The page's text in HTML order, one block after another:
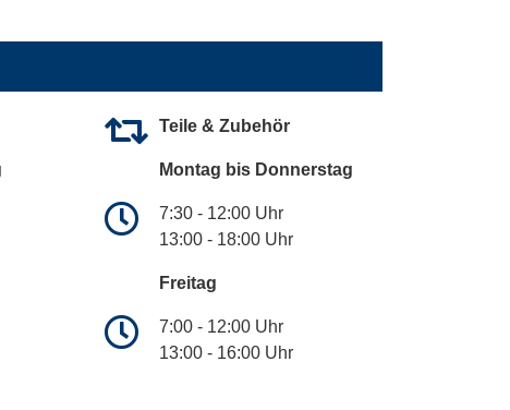
Teile & Zubehör
Montag bis Donnerstag
7:30 - 12:00 Uhr
13:00 - 18:00 Uhr
Freitag
7:00 - 12:00 Uhr
13:00 - 16:00 Uhr